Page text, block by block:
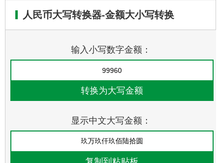
人民币大写转换器-金额大小写转换
输入小写数字金额：
显示中文大写金额：